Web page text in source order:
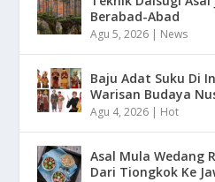
Berabad-Abad
Agu 5, 2026 | News
Baju Adat Suku Di
Warisan Budaya
Agu 4, 2026 | Hot
Asal Mula Wedang
Dari Tiongkok Ke